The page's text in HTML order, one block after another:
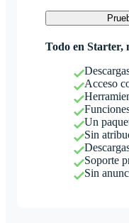
Todo en Starter,
Acceso
Un
Sin
Soporte
Sin